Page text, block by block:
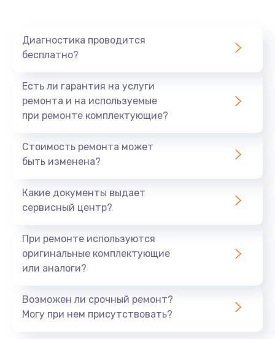
Диагностика проводится
бесплатно?
Есть ли гарантия на услуги
ремонта и на используемые
при ремонте комплектующие?
Стоимость ремонта может
быть изменена?
Какие документы выдает
сервисный центр?
При ремонте используются
оригинальные комплектующие
или аналоги?
Возможен ли срочный ремонт?
Могу при нем присутствовать?